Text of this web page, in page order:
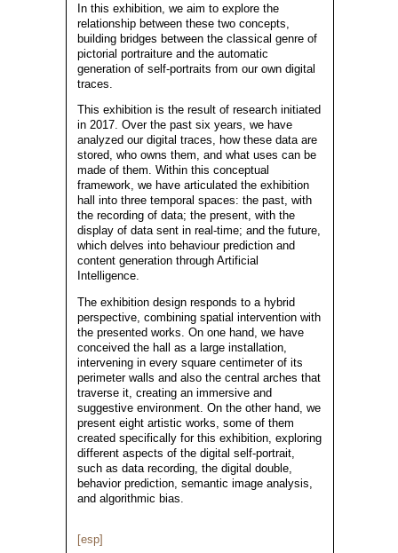
In this exhibition, we aim to explore the
relationship between these two concepts,
building bridges between the classical genre of
pictorial portraiture and the automatic
generation of self-portraits from our own digital
traces.
This exhibition is the result of research initiated
in 2017. Over the past six years, we have
analyzed our digital traces, how these data are
stored, who owns them, and what uses can be
made of them. Within this conceptual
framework, we have articulated the exhibition
hall into three temporal spaces: the past, with
the recording of data; the present, with the
display of data sent in real-time; and the future,
which delves into behaviour prediction and
content generation through Artificial
Intelligence.
The exhibition design responds to a hybrid
perspective, combining spatial intervention with
the presented works. On one hand, we have
conceived the hall as a large installation,
intervening in every square centimeter of its
perimeter walls and also the central arches that
traverse it, creating an immersive and
suggestive environment. On the other hand, we
present eight artistic works, some of them
created specifically for this exhibition, exploring
different aspects of the digital self-portrait,
such as data recording, the digital double,
behavior prediction, semantic image analysis,
and algorithmic bias.
[esp]